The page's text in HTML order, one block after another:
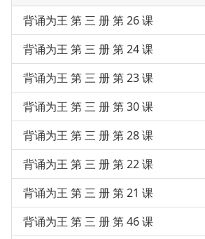
背诵为王 第 三 册 第 26 课
背诵为王 第 三 册 第 24 课
背诵为王 第 三 册 第 23 课
背诵为王 第 三 册 第 30 课
背诵为王 第 三 册 第 28 课
背诵为王 第 三 册 第 22 课
背诵为王 第 三 册 第 21 课
背诵为王 第 三 册 第 46 课